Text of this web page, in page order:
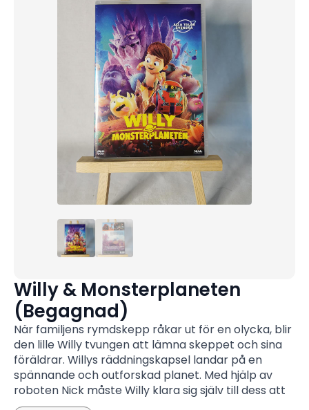
Willy & Monsterplaneten
(Begagnad)
När familjens rymdskepp råkar ut för en olycka, blir
den lille Willy tvungen att lämna skeppet och sina
föräldrar. Willys räddningskapsel landar på en
spännande och outforskad planet. Med hjälp av
roboten Nick måste Willy klara sig själv till dess att
hjälp kommer och hämtar dom. På den nya